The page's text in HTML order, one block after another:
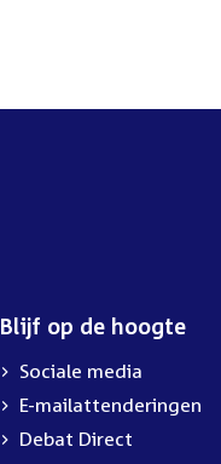
Blijf op de hoogte
Sociale media
E-mailattenderingen
Debat Direct